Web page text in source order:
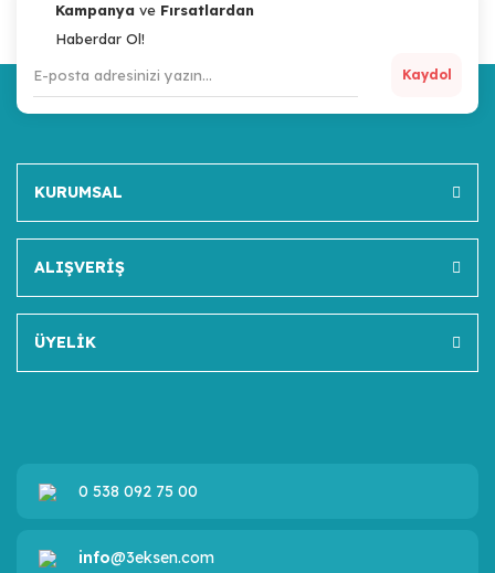
Kampanya ve Fırsatlardan
Haberdar Ol!
Kaydol
KURUMSAL
ALIŞVERİŞ
ÜYELİK
0 538 092 75 00
info@3eksen.com